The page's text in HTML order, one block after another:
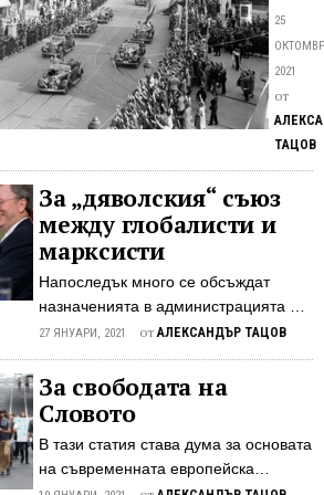
е
етикет,
който
лепи
винаги
Това
е
най-
често
25
2021
от
ТАЦОВ
За „дяволския“ съюз
между глобалисти и
марксисти
Напоследък много се обсъждат
назначенията в администрацията на
Байдън, на лица заемали високи
корпорации. Във връзка с това в
левичарските среди се говори за
прогресистики отпор на тези
действия. Смешен плач! Отстъпките
ще продължават. Тези корпорации
27 ЯНУАРИ, 2021 от АЛЕКСАНДЪР ТАЦОВ
За свободата на
Словото
В тази статия става дума за основата
на съвременната европейска